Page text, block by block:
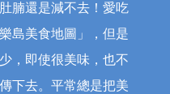
腩還是減不去！愛吃
島美食地圖」，但是
，即使很美味，也不
下去。平常總是把美